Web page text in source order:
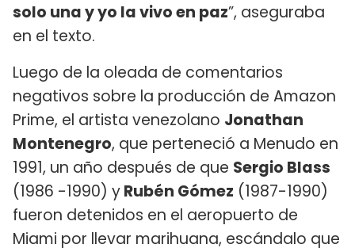
solo una y yo la vivo en paz”, aseguraba
en el texto.
Luego de la oleada de comentarios
negativos sobre la producción de Amazon
Prime, el artista venezolano Jonathan
Montenegro, que perteneció a Menudo en
1991, un año después de que Sergio Blass
(1986 -1990) yRubén Gómez (1987-1990)
fueron detenidos en el aeropuerto de
Miami por llevar marihuana, escándalo que